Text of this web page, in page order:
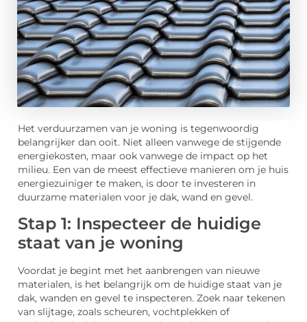
Het verduurzamen van je woning is tegenwoordig
belangrijker dan ooit. Niet alleen vanwege de stijgende
energiekosten, maar ook vanwege de impact op het
milieu. Een van de meest effectieve manieren om je huis
energiezuiniger te maken, is door te investeren in
duurzame materialen voor je dak, wand en gevel.
Stap 1: Inspecteer de huidige
staat van je woning
Voordat je begint met het aanbrengen van nieuwe
materialen, is het belangrijk om de huidige staat van je
dak, wanden en gevel te inspecteren. Zoek naar tekenen
van slijtage, zoals scheuren, vochtplekken of